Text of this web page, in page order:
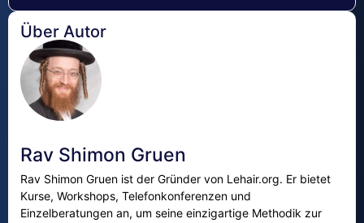
Über Autor
Rav Shimon Gruen
Rav Shimon Gruen ist der Gründer von Lehair.org. Er bietet
Kurse, Workshops, Telefonkonferenzen und
Einzelberatungen an, um seine einzigartige Methodik zur